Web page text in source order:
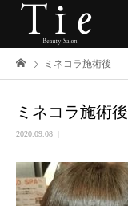
ミネコラ施術後
ミネコラ施術後
2020.09.08